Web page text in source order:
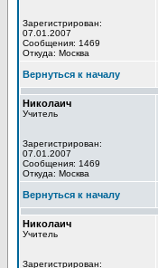
Зарегистрирован:
07.01.2007
Сообщения: 1469
Откуда: Москва
Вернуться к началу
Николаич
Учитель
Зарегистрирован:
07.01.2007
Сообщения: 1469
Откуда: Москва
Вернуться к началу
Николаич
Учитель
Зарегистрирован: